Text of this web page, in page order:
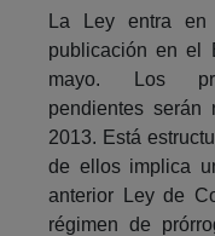
La Ley entra
publicación en el
mayo. Los
pendientes
2013. Está
de ellos implica
anterior Ley de
régimen de